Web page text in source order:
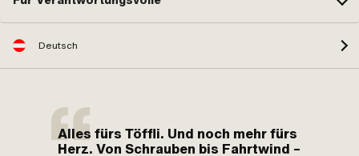
Deutsch
Alles fürs Töffli. Und noch mehr fürs
Herz. Von Schrauben bis Fahrtwind –